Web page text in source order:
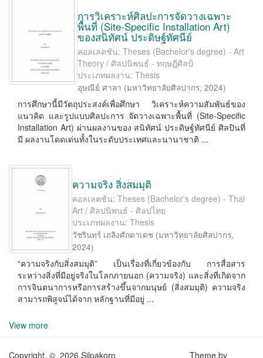
การวิเคราะห์ศิลปะการจัดวางเฉพาะ
พื้นที่ (Site-Speciﬁc Installation Art)
ของสนิทัศน์ ประดิษฐ์ทัศนีย์
คอลเลคชัน: Theses (Bachelor's degree) - Art
Theory / ศิลปนิพนธ์ - ทฤษฎีศิลป์
ประเภทผลงาน: Thesis
อุษณีย์ ศาลา (มหาวิทยาลัยศิลปากร,2024)
การศึกษานี้มีวัตถุประสงค์เพื่อศึกษา วิเคราะห์ความสัมพันธ์ของ
แนวคิด และรูปแบบศิลปะการ จัดวางเฉพาะพื้นที่ (Site-Speciﬁc
Installation Art) ผ่านผลงานของ สนิทัศน์ ประดิษฐ์ทัศนีย์ ศิลปินที่
มี ผลงานโดดเด่นทั้งในระดับประเทศและนานาชาติ ...
ความจริง สิ่งสมมุติ
คอลเลคชัน: Theses (Bachelor's degree) - Thai
Art / ศิลปนิพนธ์ - ศิลปไทย
ประเภทผลงาน: Thesis
วัชรินทร์ เถลิงศักดาเดช (มหาวิทยาลัยศิลปากร,
2024)
“ความจริงกับสิ่งสมมุติ” เป็นเรื่องที่เกี่ยวข้องกับ การสื่อสาร
ระหว่างสิ่งที่มีอยู่จริงในโลกภายนอก (ความจริง) และสิ่งที่เกิดจาก
การจินตนาการหรือการสร้างขึ้นจากมนุษย์ (สิ่งสมมุติ) ความจริง
สามารถพิสูจน์ได้จาก หลักฐานที่มีอยู่ ...
View more
Copyright © 2026 Silpakorn Theme by